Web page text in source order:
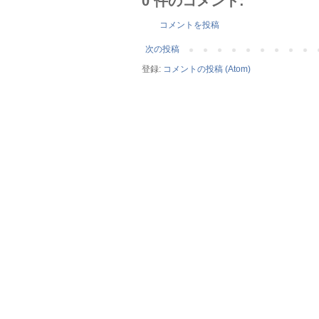
コメントを投稿
次の投稿
登録: コメントの投稿 (Atom)